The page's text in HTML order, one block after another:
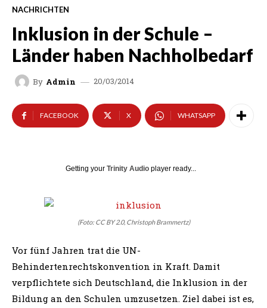
NACHRICHTEN
Inklusion in der Schule –
Länder haben Nachholbedarf
By Admin 20/03/2014
FACEBOOK X WHATSAPP
Getting your Trinity Audio player ready...
(Foto: CC BY 2.0, Christoph Brammertz)
Vor fünf Jahren trat die UN-
Behindertenrechtskonvention in Kraft. Damit
verpflichtete sich Deutschland, die Inklusion in der
Bildung an den Schulen umzusetzen. Ziel dabei ist es,